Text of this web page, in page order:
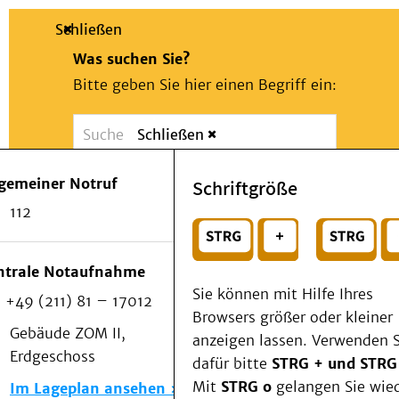
Suche
Schließen
Was suchen Sie?
Bitte geben Sie hier einen Begriff ein:
Suchen
Wählen Sie ein Thema für Ihren
Notfall
Schließen
Notruf
112
Notaufnahme
+49 (211) 81 – 17012
Gebäude ZOM II,
Erdgeschoss
Im Lageplan ansehen
Schriftgröße
Sie können mit Hilfe Ihres
Browsers größer oder kleiner
anzeigen lassen. Verwenden
dafür bitte STRG + und
Mit STRG o gelangen Sie
Patienten & Besucher
Als Patient am UKD
Beratung und Unterstützung
Veranstaltungen
Kommunikation im Medizinwesen (KIM)
Notfall
Forschung & Lehre
Medizinische Fakultät